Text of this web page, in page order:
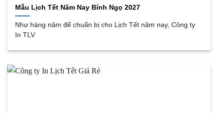
Mẫu Lịch Tết Năm Nay Bính Ngọ 2027
Như hàng năm để chuẩn bị cho Lịch Tết năm nay, Công ty
In TLV